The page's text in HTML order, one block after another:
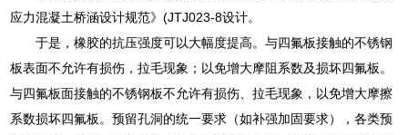
应力混凝土桥涵设计规范》(JTJ023-8设计。
于是，橡胶的抗压强度可以大幅度提高。与四氟板接触的不锈钢
板表面不允许有损伤，拉毛现象；以免增大摩阻系数及损坏四氟板。
与四氟板面接触的不锈钢板不允许有损伤、拉毛现象，以免增大摩擦
系数损坏四氟板。预留孔洞的统一要求（如补强加固要求），各类预